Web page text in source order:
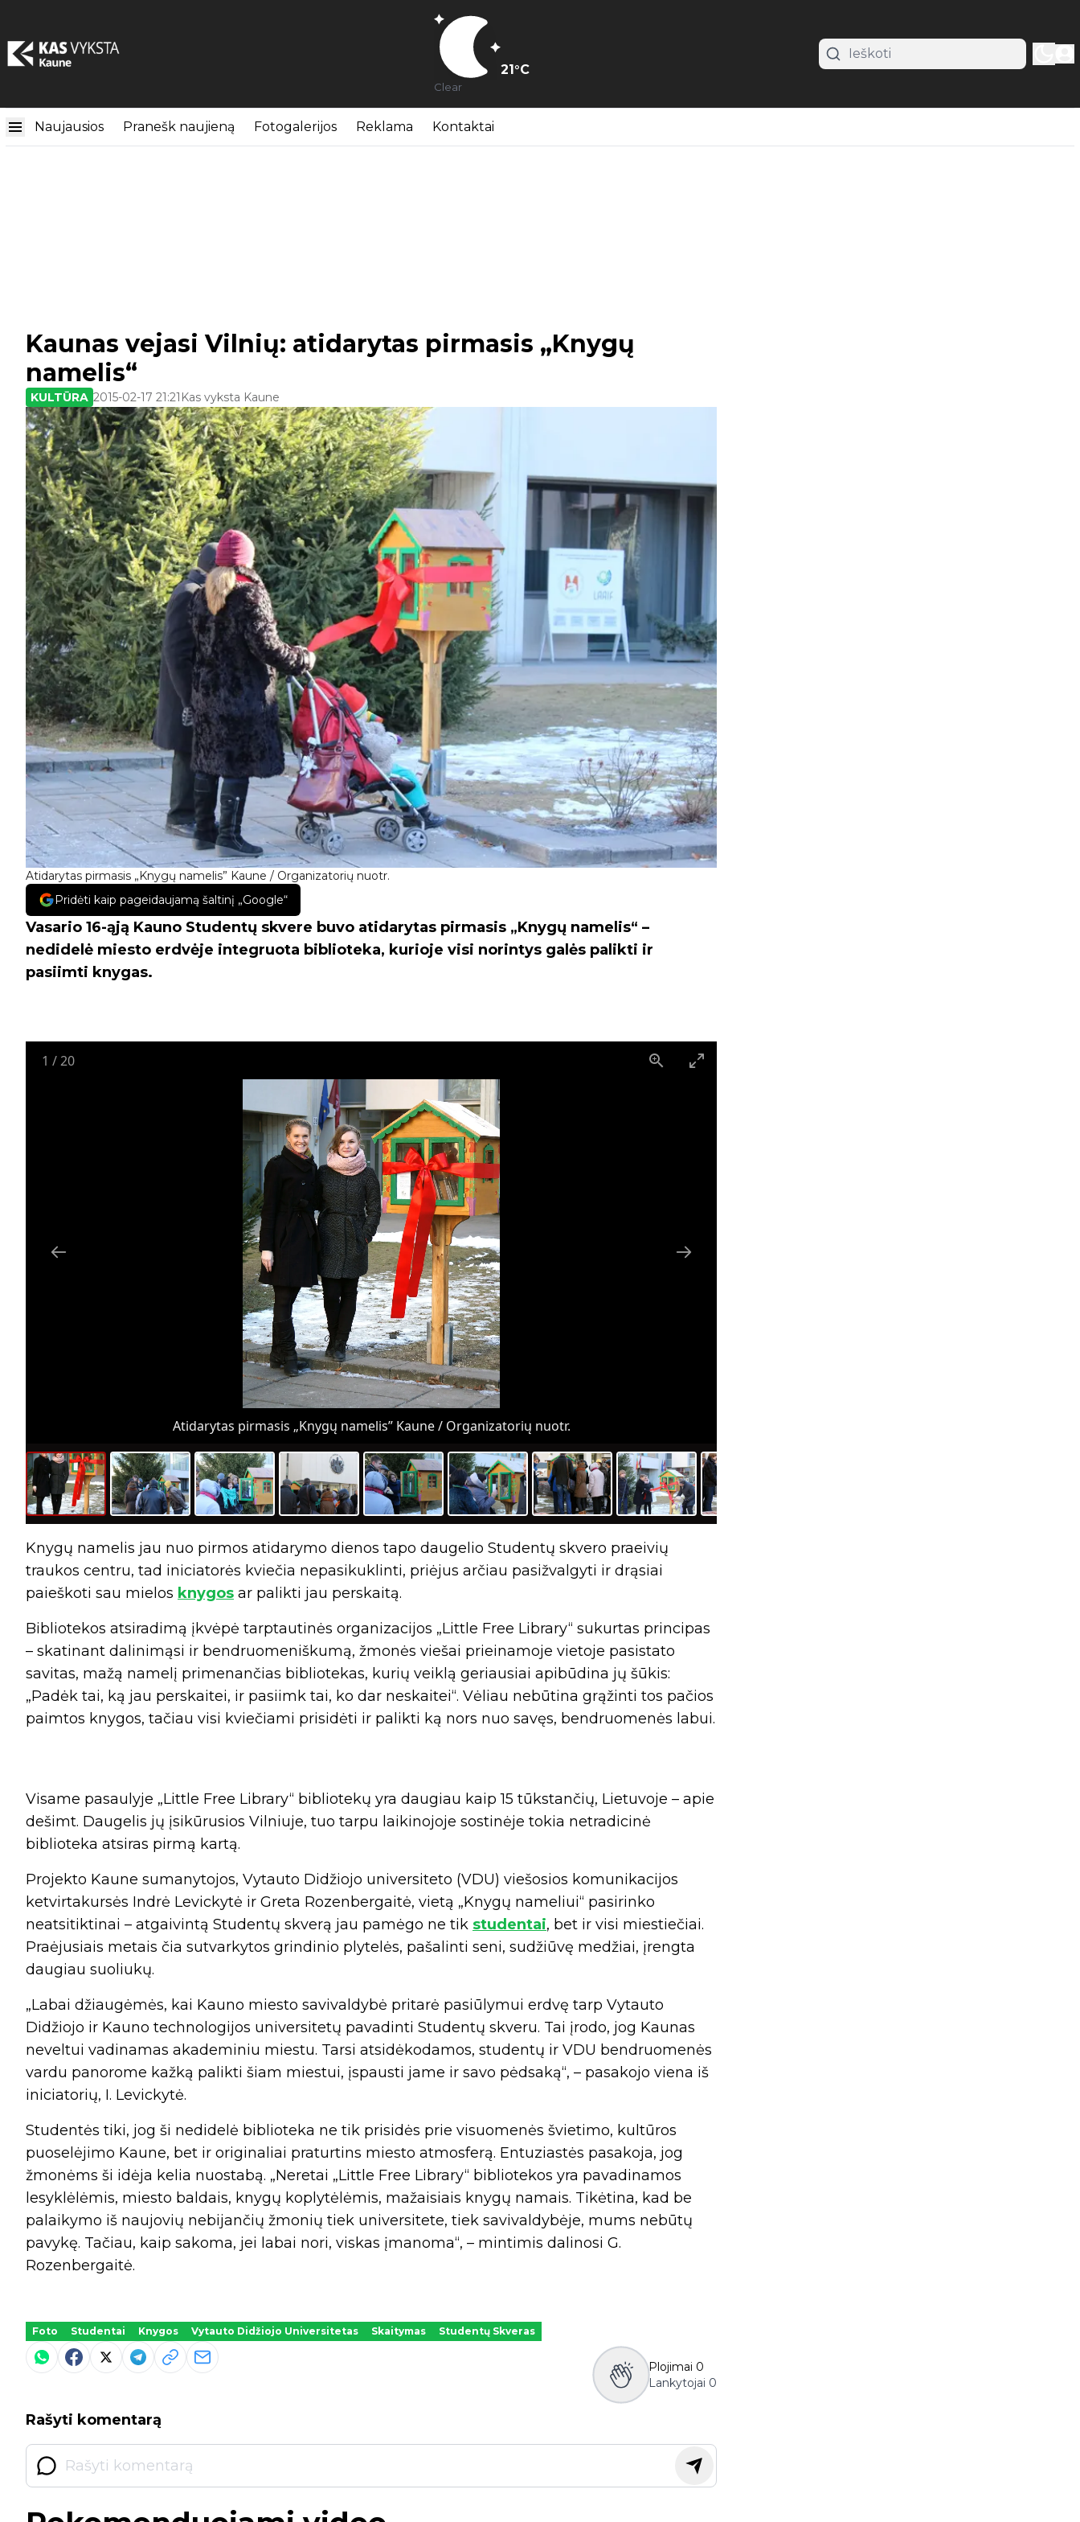
21°C
Clear
Naujausios Pranešk naujieną Fotogalerijos Reklama Kontaktai
Atidarytas pirmasis „Knygų namelis” Kaune / Organizatorių nuotr.
Kaunas vejasi Vilnių: atidarytas pirmasis „Knygų
namelis“
KULTŪRA 2015-02-17 21:21 Kas vyksta Kaune
Pridėti kaip pageidaujamą šaltinį „Google“
Vasario 16-ąją Kauno Studentų skvere buvo atidarytas pirmasis „Knygų namelis“ –
nedidelė miesto erdvėje integruota biblioteka, kurioje visi norintys galės palikti ir
pasiimti knygas.
1 /20
Atidarytas pirmasis „Knygų namelis” Kaune / Organizatorių nuotr.
Knygų namelis jau nuo pirmos atidarymo dienos tapo daugelio Studentų skvero praeivių
traukos centru, tad iniciatorės kviečia nepasikuklinti, priėjus arčiau pasižvalgyti ir drąsiai
paieškoti sau mielos knygos ar palikti jau perskaitą.
Bibliotekos atsiradimą įkvėpė tarptautinės organizacijos „Little Free Library“ sukurtas principas
– skatinant dalinimąsi ir bendruomeniškumą, žmonės viešai prieinamoje vietoje pasistato
savitas, mažą namelį primenančias bibliotekas, kurių veiklą geriausiai apibūdina jų šūkis:
„Padėk tai, ką jau perskaitei, ir pasiimk tai, ko dar neskaitei“. Vėliau nebūtina grąžinti tos pačios
paimtos knygos, tačiau visi kviečiami prisidėti ir palikti ką nors nuo savęs, bendruomenės labui.
Visame pasaulyje „Little Free Library“ bibliotekų yra daugiau kaip 15 tūkstančių, Lietuvoje – apie
dešimt. Daugelis jų įsikūrusios Vilniuje, tuo tarpu laikinojoje sostinėje tokia netradicinė
biblioteka atsiras pirmą kartą.
Projekto Kaune sumanytojos, Vytauto Didžiojo universiteto (VDU) viešosios komunikacijos
ketvirtakursės Indrė Levickytė ir Greta Rozenbergaitė, vietą „Knygų nameliui“ pasirinko
neatsitiktinai – atgaivintą Studentų skverą jau pamėgo ne tik studentai, bet ir visi miestiečiai.
Praėjusiais metais čia sutvarkytos grindinio plytelės, pašalinti seni, sudžiūvę medžiai, įrengta
daugiau suoliukų.
„Labai džiaugėmės, kai Kauno miesto savivaldybė pritarė pasiūlymui erdvę tarp Vytauto
Didžiojo ir Kauno technologijos universitetų pavadinti Studentų skveru. Tai įrodo, jog Kaunas
neveltui vadinamas akademiniu miestu. Tarsi atsidėkodamos, studentų ir VDU bendruomenės
vardu panorome kažką palikti šiam miestui, įspausti jame ir savo pėdsaką“, – pasakojo viena iš
iniciatorių, I. Levickytė.
Studentės tiki, jog ši nedidelė biblioteka ne tik prisidės prie visuomenės švietimo, kultūros
puoselėjimo Kaune, bet ir originaliai praturtins miesto atmosferą. Entuziastės pasakoja, jog
žmonėms ši idėja kelia nuostabą. „Neretai „Little Free Library“ bibliotekos yra pavadinamos
lesyklėlėmis, miesto baldais, knygų koplytėlėmis, mažaisiais knygų namais. Tikėtina, kad be
palaikymo iš naujovių nebijančių žmonių tiek universitete, tiek savivaldybėje, mums nebūtų
pavykę. Tačiau, kaip sakoma, jei labai nori, viskas įmanoma“, – mintimis dalinosi G.
Rozenbergaitė.
Foto Studentai Knygos Vytauto Didžiojo Universitetas Skaitymas Studentų Skveras
Plojimai 0
Lankytojai 0
Rašyti komentarą